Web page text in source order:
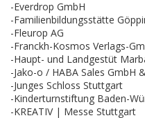
-Everdrop GmbH
-Familienbildungsstätte
-Fleurop AG
-Franckh-Kosmos Verlags-
-Haupt- und Landgestüt
-Jako-o / HABA Sales GmbH
-Junges Schloss Stuttgart
-Kinderturnstiftung Baden-
-KREATIV | Messe Stuttgart